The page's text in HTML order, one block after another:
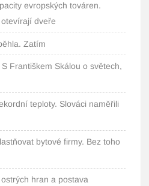
evropských továren.
dveře
Zatím
Františkem Skálou o světech,
teploty. Slováci naměřili
bytové firmy. Bez toho
hran a postava